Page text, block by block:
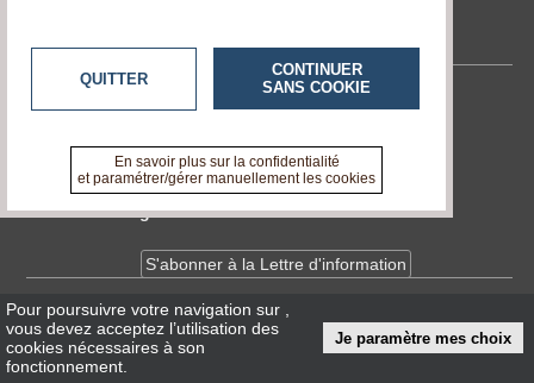
tvlocale.fr
Contactez-nous
A propos de tvlocale.fr
Devenir délégué
S'abonner à la Lettre d'information
InfosCNIL/RGPD
Conditions Générales d'Utilisation
Pour poursuivre votre navigation sur
vous devez acceptez l’utilisation des
cookies nécessaires à son
fonctionnement.
Je paramètre mes choix
QUITTER
CONTINUER
SANS COOKIE
En savoir plus sur la confidentialité
et paramétrer/gérer manuellement les cookies